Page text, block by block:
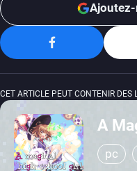
CET ARTICLE PEUT CONTENIR DES
A
pc